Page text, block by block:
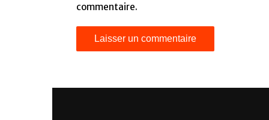
commentaire.